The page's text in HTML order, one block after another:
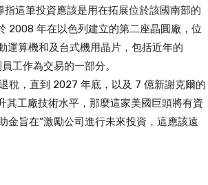
這筆投資應該是用在拓展位於該國南部的
2008 年在以色列建立的第二座晶圓廠，位
運算機和及台式機用晶片，包括近年的
工作為交易的一部分。
稅，直到 2027 年底，以及 7 億新謝克爾的
工廠技術水平，那麼這家美國巨頭將有資
金旨在“激勵公司進行未來投資，這應該遠